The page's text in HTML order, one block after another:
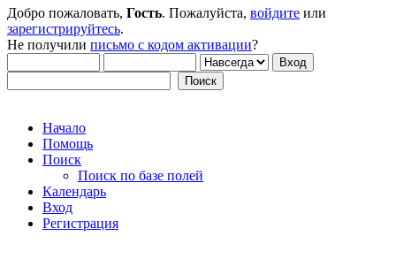
Добро пожаловать, Гость. Пожалуйста, войдите или
зарегистрируйтесь.
Не получили письмо с кодом активации?
Начало
Помощь
Поиск
Поиск по базе полей
Календарь
Вход
Регистрация